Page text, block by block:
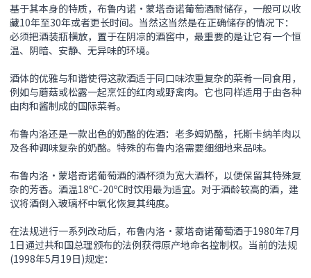
基于其本身的特质，布鲁内诺•蒙塔奇诺葡萄酒耐储存，一般可以收
藏10年至30年或者更长时间。当然这当然是在正确储存的情况下：
必须把酒装瓶横放，置于在阴凉的酒窖中，最重要的是让它有一个恒
温、阴暗、安静、无异味的环境。
酒体的优雅与和谐使得这款酒适于同口味浓重复杂的菜肴一同食用，
例如与蘑菇或松露一起烹饪的红肉或野禽肉。它也同样适用于由各种
由肉和酱制成的国际菜肴。
布鲁内洛还是一款出色的奶酪的佐酒：老多姆奶酪，托斯卡纳羊肉以
及各种调味复杂的奶酪。特殊的布鲁内洛需要细细地来品味。
布鲁内洛•蒙塔奇诺葡萄酒的酒杯须为宽大酒杯，以便保留其特殊复
杂的芳香。酒温18ºC-20ºC时饮用最为适宜。对于酒龄较高的酒，建
议将酒倒入玻璃杯中氧化恢复其纯度。
在法规进行一系列改动后，布鲁内洛•蒙塔奇诺葡萄酒于1980年7月
1日通过共和国总理颁布的法例获得原产地命名控制权。当前的法规
(1998年5月19日)规定：